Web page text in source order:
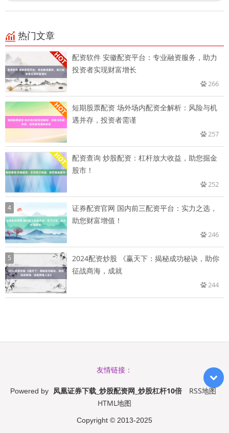
热门文章
配资软件 安徽配资平台：专业融资服务，助力
投资者实现财富增长
266
短期股票配资 场外场内配资全解析：风险与机
遇并存，投资者需谨
257
配资查询 炒股配资：杠杆放大收益，助您掘金
股市！
252
4
证券配资官网 国内前三配资平台：实力之选，
助您财富增值！
246
5
2024配资炒股 《赢天下：揭秘成功秘诀，助你
征战商海，成就
244
友情链接：
Powered by 凤凰证券下载_炒股配资网_炒股杠杆10倍
RSS地图
HTML地图
Copyright © 2013-2025